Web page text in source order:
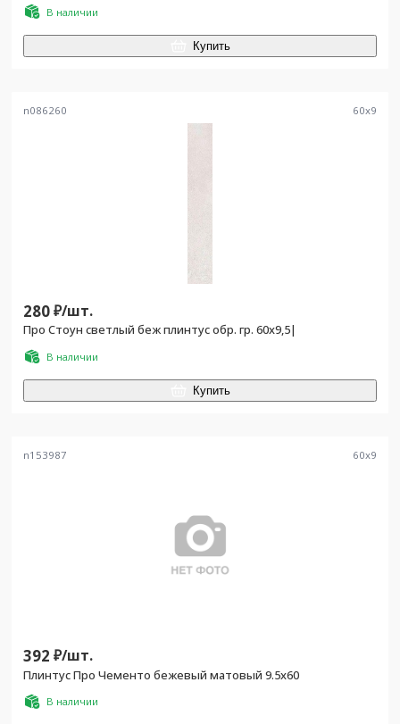
В наличии
Купить
n086260 60x9
280₽/шт.
Про Стоун светлый беж плинтус обр. гр. 60x9,5|
В наличии
Купить
n153987 60x9
392 ₽/шт.
Плинтус Про Чементо бежевый матовый 9.5x60
В наличии